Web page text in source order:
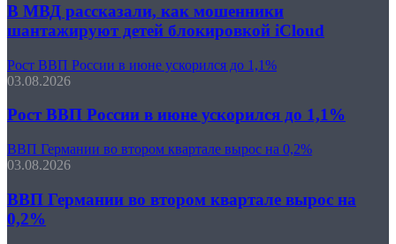
В МВД рассказали, как мошенники
шантажируют детей блокировкой iCloud
Рост ВВП России в июне ускорился до 1,1%
03.08.2026
Рост ВВП России в июне ускорился до 1,1%
ВВП Германии во втором квартале вырос на 0,2%
03.08.2026
ВВП Германии во втором квартале вырос на
0,2%